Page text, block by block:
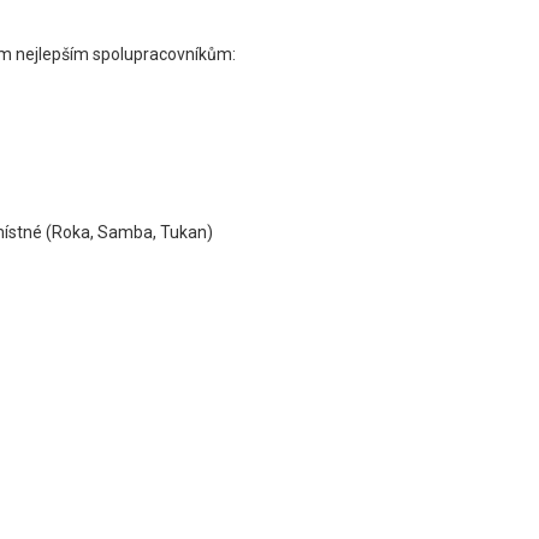
nejlepším spolupracovníkům:
(Roka, Samba, Tukan)